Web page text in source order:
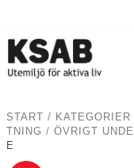
START / KATEGORIER
TNING / ÖVRIGT
E